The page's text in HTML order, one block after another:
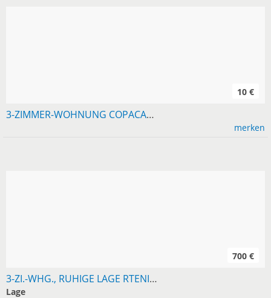
3-ZIMMER-WOHNUNG COPACABANA, BALKON, 600 M ZUM STRAND
10 €
merken
3-ZI.-WHG., RUHIGE LAGE RTENINGEN, 69 M², LEICHTE HANGLAGE, TERRASSE, GAS-ZH, 1 - 2 PERS., NR, KM 700,- , NK 250,- , AB 01.10.,...
700 €
Lage